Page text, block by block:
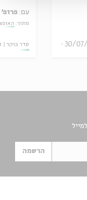
30/
עם: פרופ'
מתוך:
סדר בוקר
הרשמה